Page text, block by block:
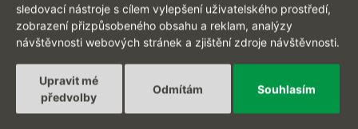
sledovací nástroje s cílem vylepšení uživatelského prostředí,
zobrazení přizpůsobeného obsahu a reklam, analýzy
návštěvnosti webových stránek a zjištění zdroje návštěvnosti.
Souhlasím
Odmítám
Upravit mé
předvolby
EN